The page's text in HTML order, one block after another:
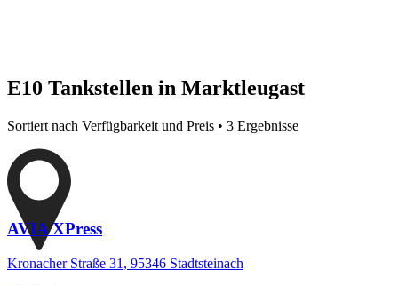
E10 Tankstellen in Marktleugast
Sortiert nach Verfügbarkeit und Preis • 3 Ergebnisse
AVIA XPress
Kronacher Straße 31, 95346 Stadtsteinach